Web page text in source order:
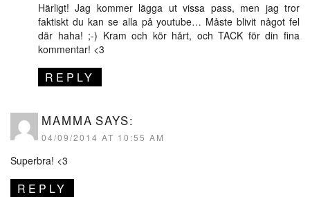
Härligt! Jag kommer lägga ut vissa pass, men jag tror
faktiskt du kan se alla på youtube… Måste blivit något fel
där haha! ;-) Kram och kör hårt, och TACK för din fina
kommentar! <3
REPLY
MAMMA SAYS:
04/09/2014 AT 10:55 AM
Superbra! <3
REPLY